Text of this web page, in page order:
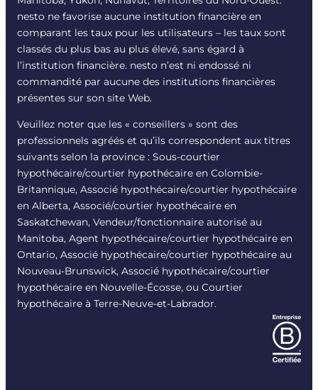
nesto ne favorise aucune institution financière en
comparant les taux pour les utilisateurs – les taux sont
classés du plus bas au plus élevé, sans égard à
l’institution financière. nesto n’est ni endossé ni
commandité par aucune des institutions financières
présentes sur son site Web.
Veuillez noter que les « conseillers » sont des
professionnels agréés et qu’ils correspondent aux titres
suivants selon la province : Sous-courtier
hypothécaire/courtier hypothécaire en Colombie-
Britannique, Associé hypothécaire/courtier hypothécaire
en Alberta, Associé/courtier hypothécaire en
Saskatchewan, Vendeur/fonctionnaire autorisé au
Manitoba, Agent hypothécaire/courtier hypothécaire en
Ontario, Associé hypothécaire/courtier hypothécaire au
Nouveau-Brunswick, Associé hypothécaire/courtier
hypothécaire en Nouvelle-Écosse, ou Courtier
hypothécaire à Terre-Neuve-et-Labrador.